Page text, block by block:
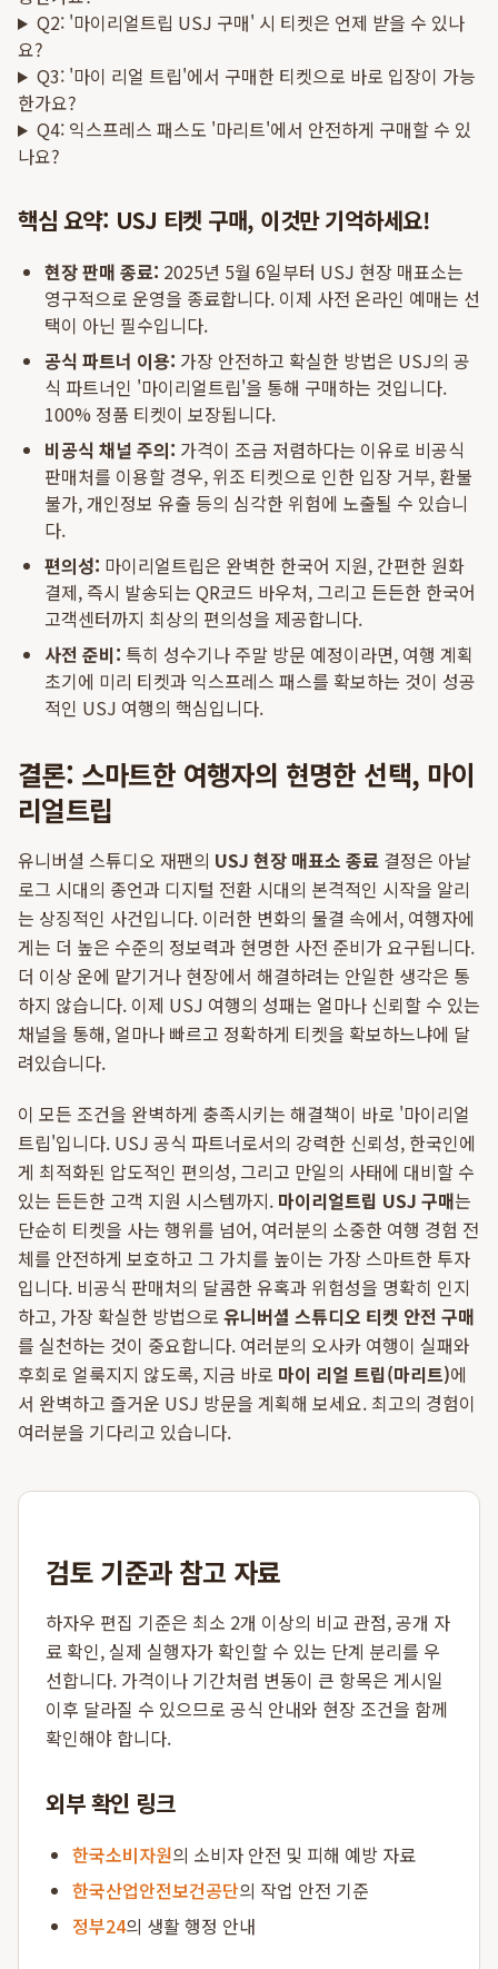
Q2: '마이리얼트립 USJ 구매' 시 티켓은 언제 받을 수 있나
요?
Q3: '마이 리얼 트립'에서 구매한 티켓으로 바로 입장이 가능
한가요?
Q4: 익스프레스 패스도 '마리트'에서 안전하게 구매할 수 있
나요?
핵심 요약: USJ 티켓 구매, 이것만 기억하세요!
현장 판매 종료: 2025년 5월 6일부터 USJ 현장 매표소는
영구적으로 운영을 종료합니다. 이제 사전 온라인 예매는 선
택이 아닌 필수입니다.
공식 파트너 이용: 가장 안전하고 확실한 방법은 USJ의 공
식 파트너인 '마이리얼트립'을 통해 구매하는 것입니다.
100% 정품 티켓이 보장됩니다.
비공식 채널 주의: 가격이 조금 저렴하다는 이유로 비공식
판매처를 이용할 경우, 위조 티켓으로 인한 입장 거부, 환불
불가, 개인정보 유출 등의 심각한 위험에 노출될 수 있습니
다.
편의성: 마이리얼트립은 완벽한 한국어 지원, 간편한 원화
결제, 즉시 발송되는 QR코드 바우처, 그리고 든든한 한국어
고객센터까지 최상의 편의성을 제공합니다.
사전 준비: 특히 성수기나 주말 방문 예정이라면, 여행 계획
초기에 미리 티켓과 익스프레스 패스를 확보하는 것이 성공
적인 USJ 여행의 핵심입니다.
결론: 스마트한 여행자의 현명한 선택, 마이
리얼트립
유니버셜 스튜디오 재팬의 USJ 현장 매표소 종료 결정은 아날
로그 시대의 종언과 디지털 전환 시대의 본격적인 시작을 알리
는 상징적인 사건입니다. 이러한 변화의 물결 속에서, 여행자에
게는 더 높은 수준의 정보력과 현명한 사전 준비가 요구됩니다.
더 이상 운에 맡기거나 현장에서 해결하려는 안일한 생각은 통
하지 않습니다. 이제 USJ 여행의 성패는 얼마나 신뢰할 수 있는
채널을 통해, 얼마나 빠르고 정확하게 티켓을 확보하느냐에 달
려있습니다.
이 모든 조건을 완벽하게 충족시키는 해결책이 바로 '마이리얼
트립'입니다. USJ 공식 파트너로서의 강력한 신뢰성, 한국인에
게 최적화된 압도적인 편의성, 그리고 만일의 사태에 대비할 수
있는 든든한 고객 지원 시스템까지. 마이리얼트립 USJ 구매는
단순히 티켓을 사는 행위를 넘어, 여러분의 소중한 여행 경험 전
체를 안전하게 보호하고 그 가치를 높이는 가장 스마트한 투자
입니다. 비공식 판매처의 달콤한 유혹과 위험성을 명확히 인지
하고, 가장 확실한 방법으로 유니버셜 스튜디오 티켓 안전 구매
를 실천하는 것이 중요합니다. 여러분의 오사카 여행이 실패와
후회로 얼룩지지 않도록, 지금 바로 마이 리얼 트립(마리트)에
서 완벽하고 즐거운 USJ 방문을 계획해 보세요. 최고의 경험이
여러분을 기다리고 있습니다.
검토 기준과 참고 자료
하자우 편집 기준은 최소 2개 이상의 비교 관점, 공개 자
료 확인, 실제 실행자가 확인할 수 있는 단계 분리를 우
선합니다. 가격이나 기간처럼 변동이 큰 항목은 게시일
이후 달라질 수 있으므로 공식 안내와 현장 조건을 함께
확인해야 합니다.
외부 확인 링크
한국소비자원의 소비자 안전 및 피해 예방 자료
한국산업안전보건공단의 작업 안전 기준
정부24의 생활 행정 안내